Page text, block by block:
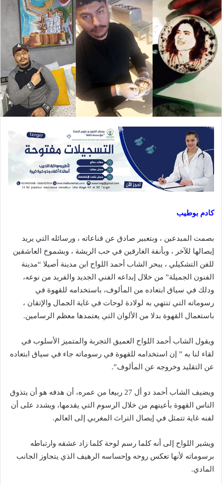
كادم بوطيب
بصمت المبدعين ، وبتعبير صادق عن قناعاته ، ورسائله التي يريد
إيصالها للآخر ، وبأنفة الغارقين في حب الريشة ، وبشموخ العاشقين
للفن التشكيلي ، يبحر الشاب أحمد اللواح ابن مدينة أصيلا “مدينة
الفنون الجميلة” من خلال إبداعه الفني الجديد والفريد من نوعه،
ودلك في سياق ابتعاده من المألوف، باستخدامه للقهوة في
رسوماته التي تنتهي به لولادة لوحات في غاية الجمال والإتقان ،
باستعمال القهوة بدلا من الألوان التي يعتمدها معظم الرسامين.
ويقول الشاب أحمد اللواح العميق التجربة والمتميز الأسلوب في
لقاء لنا به ” إن استخدامه للقهوة في رسوماته جاء في سياق ابتعاده
عن التقليد وخروجه عن المألوف”.
ويضيف الشاب أحمد دو أل 27 ربيعا من عمره، أن هدفه هو أن يتذوق
الناس القهوة بأعينهم من خلال الرسوم التي يقدمها، ويشدد على أن
لفنه غاية تتمثل في إيصال التراث المغربي إلى العالم.
ويشير اللواح إلى أنه كلما رسم لوحة كلما زاد عشقه وارتباطه
برسوماته لأنها تعكس روحه وإحساسه الرهيف الذي يتجاوز الجانب
المادي.